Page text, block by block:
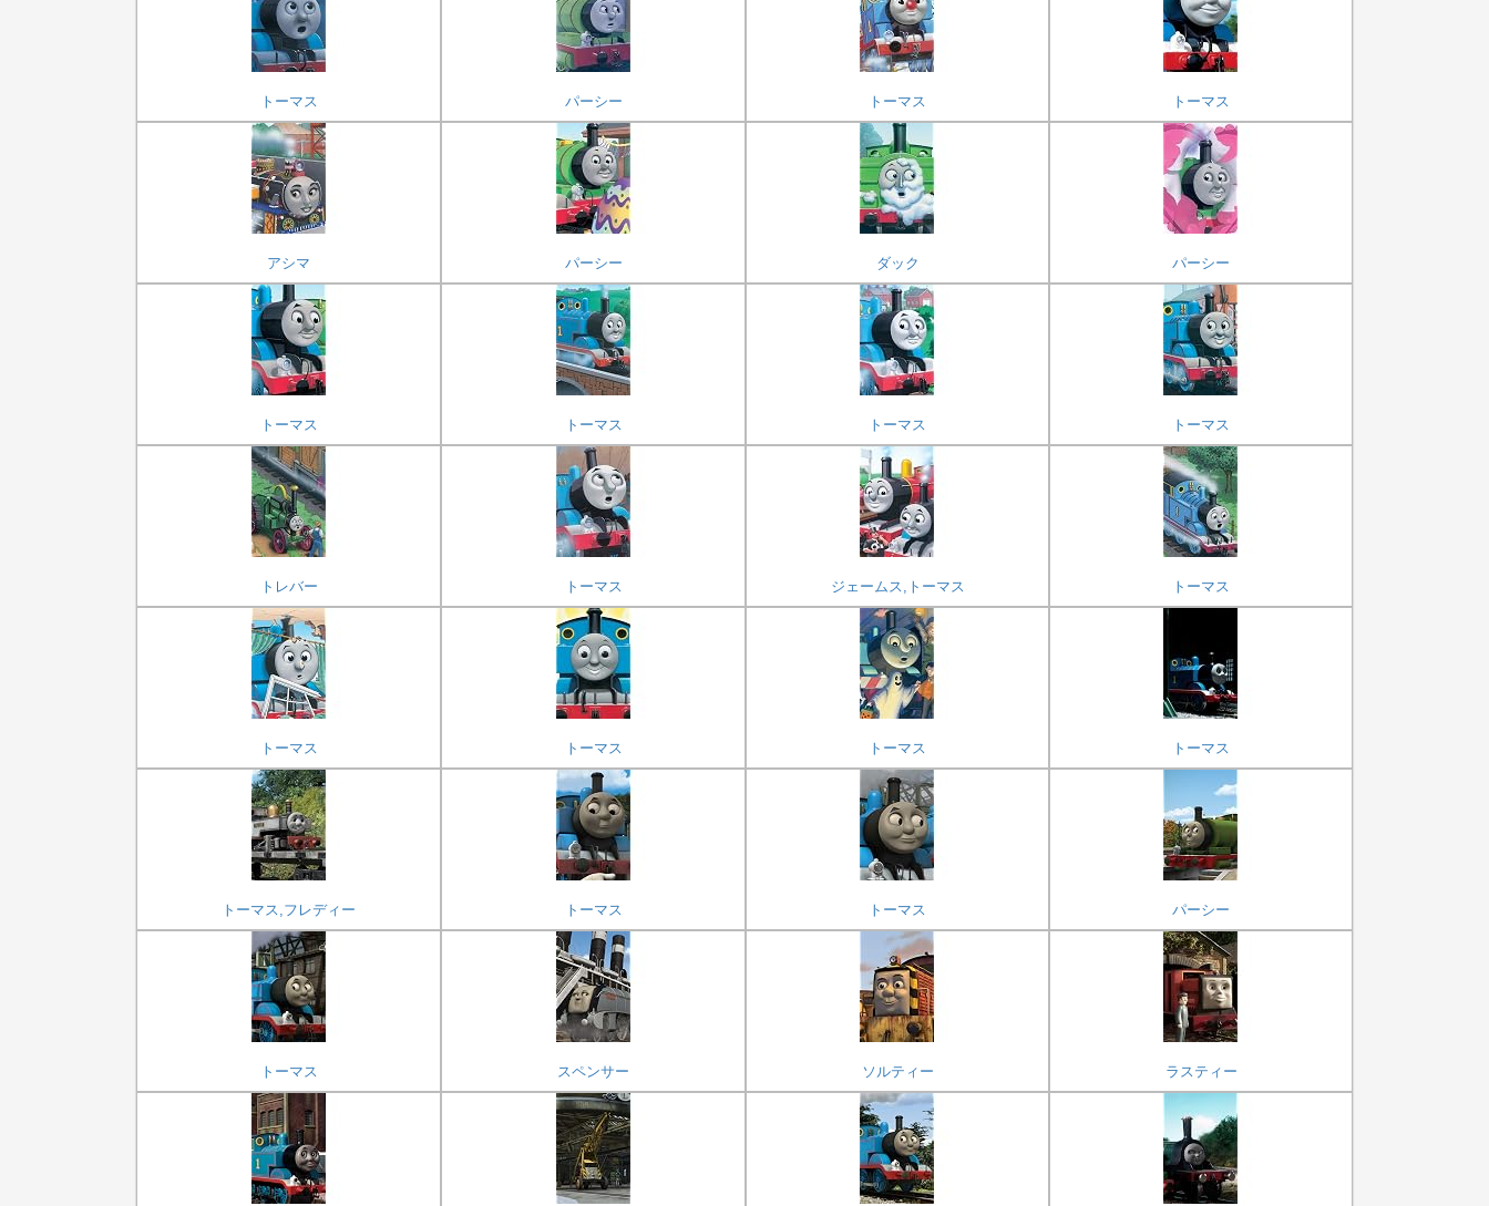
トーマス パーシー トーマス トーマス
アシマ パーシー ダック パーシー
トーマス トーマス トーマス トーマス
トレバー トーマス ジェームス,トーマス トーマス
トーマス トーマス トーマス トーマス
トーマス,フレディー トーマス トーマス パーシー
トーマス スペンサー ソルティー ラスティー